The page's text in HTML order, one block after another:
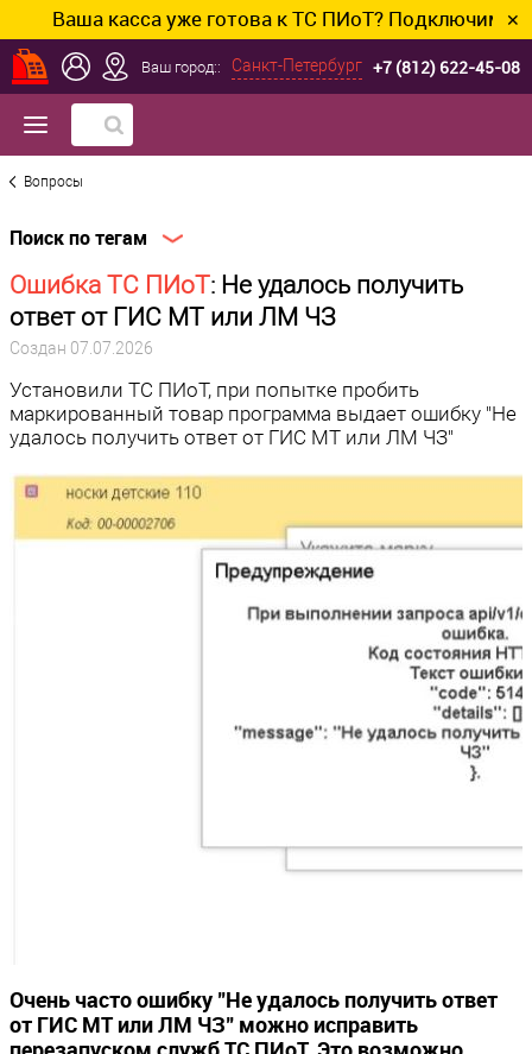
Ваша касса уже готова к ТС ПИоТ? Подключим и ✕
Ваш город:: Санкт-Петербург +7 (812) 622-45-08
Вопросы
Поиск по тегам
Ошибка ТС ПИоТ: Не удалось получить
ответ от ГИС МТ или ЛМ ЧЗ
Создан 07.07.2026
Установили ТС ПИоТ, при попытке пробить
маркированный товар программа выдает ошибку "Не
удалось получить ответ от ГИС МТ или ЛМ ЧЗ"
Очень часто ошибку "Не удалось получить ответ
от ГИС МТ или ЛМ ЧЗ" можно исправить